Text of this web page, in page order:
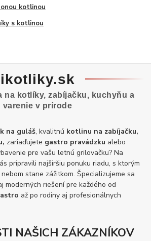
kotlinou
s kotlinou
ikotliky.sk
na kotlíky, zabíjačku, kuchyňu a
varenie v prírode
na guláš, kvalitnú kotlinu na zabíjačku,
zariaďujete gastro pravádzku alebo
pre vašu letnú grilovačku? Na
pripravili najširšiu ponuku riadu, s ktorým
stane zážitkom. Špecializujeme sa
moderných riešení pre každého od
až po rodiny aj profesionálnych
NAŠICH ZÁKAZNÍKOV